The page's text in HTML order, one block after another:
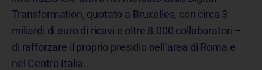
Transformation, quotato a Bruxelles, con circa 3
miliardi di euro di ricavi e oltre 8.000 collaboratori –
di rafforzare il proprio presidio nell’area di Roma e
nel Centro Italia.